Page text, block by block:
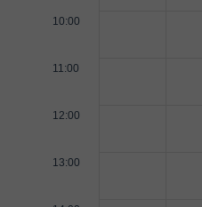
10:00
11:00
12:00
13:00